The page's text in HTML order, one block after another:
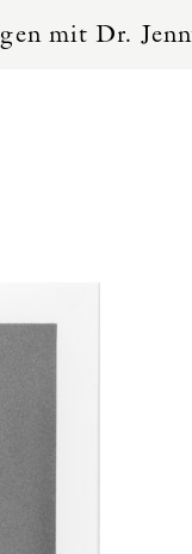
Dopita